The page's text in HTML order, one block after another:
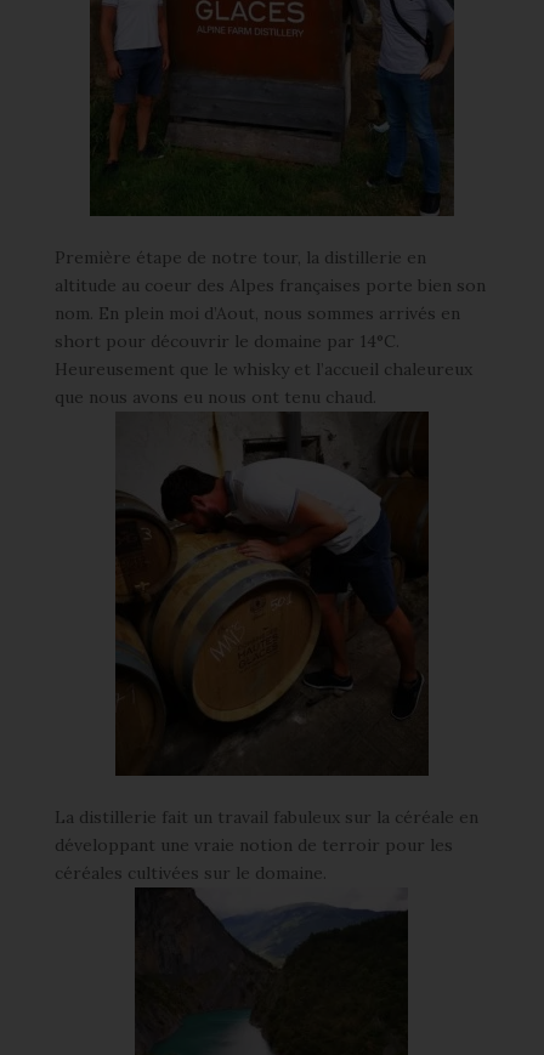
Première étape de notre tour, la distillerie en
altitude au coeur des Alpes françaises porte bien son
nom. En plein moi d’Aout, nous sommes arrivés en
short pour découvrir le domaine par 14°C.
Heureusement que le whisky et l’accueil chaleureux
que nous avons eu nous ont tenu chaud.
La distillerie fait un travail fabuleux sur la céréale en
développant une vraie notion de terroir pour les
céréales cultivées sur le domaine.